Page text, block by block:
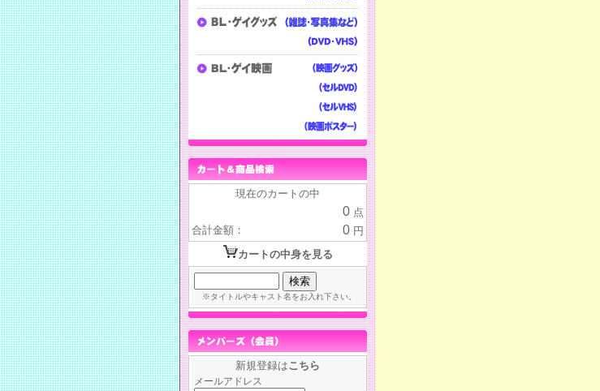
現在のカートの中
0 点
合計金額：
0 円
カートの中身を見る
※タイトルやキャスト名をお入れ下さい。
新規登録はこちら
メールアドレス